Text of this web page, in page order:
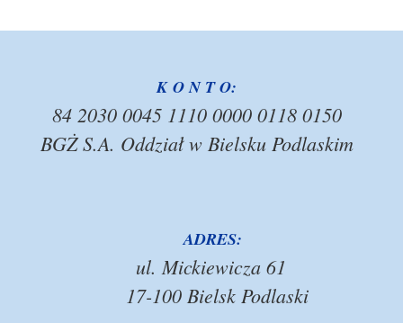
K O N T O:
84 2030 0045 1110 0000 0118 0150
BGŻ S.A. Oddział w Bielsku Podlaskim
ADRES:
ul. Mickiewicza 61
17-100 Bielsk Podlaski